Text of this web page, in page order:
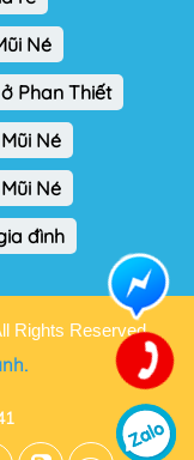
Né
Phan Thiết
Né
Né
đình
Rights Reserved.